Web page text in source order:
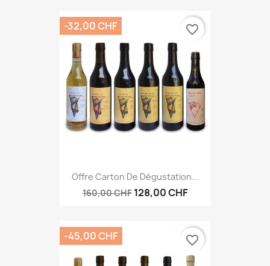
Offre Carton De Dégustation...
160,00 CHF 128,00 CHF
-32,00 CHF favorite_border
-45,00 CHF favorite_border